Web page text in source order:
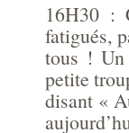
16H30 :
fatigués,
tous !
petite
disant «